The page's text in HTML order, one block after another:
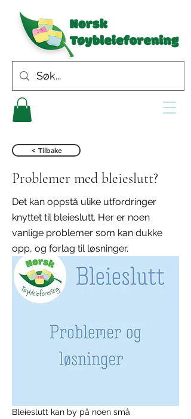
< Tilbake
Problemer med bleieslutt?
Det kan oppstå ulike utfordringer
knyttet til bleieslutt. Her er noen
vanlige problemer som kan dukke
opp, og forlag til løsninger.
Bleieslutt kan by på noen små